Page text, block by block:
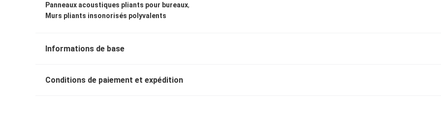
Panneaux acoustiques pliants pour bureaux,
Murs pliants insonorisés polyvalents
Informations de base
Conditions de paiement et expédition